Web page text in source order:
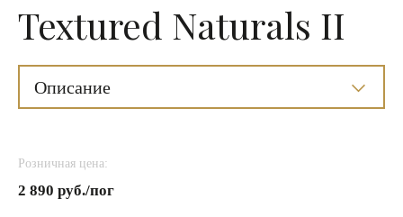
Textured Naturals II
Описание
Розничная цена:
2 890 руб./пог